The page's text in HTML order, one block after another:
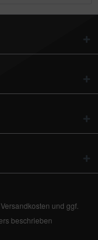
Versandkosten und ggf.
beschrieben